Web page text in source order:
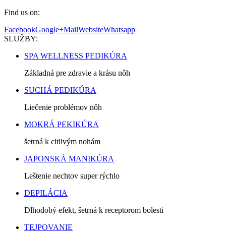
Find us on:
FacebookGoogle+MailWebsiteWhatsapp
SLUŽBY:
SPA WELLNESS PEDIKÚRA
Základná pre zdravie a krásu nôh
SUCHÁ PEDIKÚRA
Liečenie problémov nôh
MOKRÁ PEKIKÚRA
šetrná k citlivým nohám
JAPONSKÁ MANIKÚRA
Leštenie nechtov super rýchlo
DEPILÁCIA
Dlhodobý efekt, šetrná k receptorom bolesti
TEJPOVANIE